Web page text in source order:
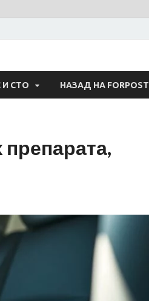
И СТО НАЗАД НА FORPOST